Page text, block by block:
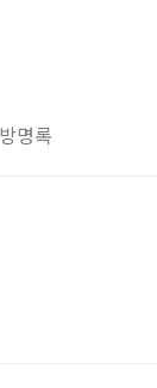
방명록